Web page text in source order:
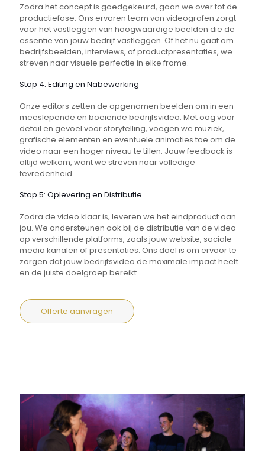
Zodra het concept is goedgekeurd, gaan we over tot de
productiefase. Ons ervaren team van videografen zorgt
voor het vastleggen van hoogwaardige beelden die de
essentie van jouw bedrijf vastleggen. Of het nu gaat om
bedrijfsbeelden, interviews, of productpresentaties, we
streven naar visuele perfectie in elke frame.
Stap 4: Editing en Nabewerking
Onze editors zetten de opgenomen beelden om in een
meeslepende en boeiende bedrijfsvideo. Met oog voor
detail en gevoel voor storytelling, voegen we muziek,
grafische elementen en eventuele animaties toe om de
video naar een hoger niveau te tillen. Jouw feedback is
altijd welkom, want we streven naar volledige
tevredenheid.
Stap 5: Oplevering en Distributie
Zodra de video klaar is, leveren we het eindproduct aan
jou. We ondersteunen ook bij de distributie van de video
op verschillende platforms, zoals jouw website, sociale
media kanalen of presentaties. Ons doel is om ervoor te
zorgen dat jouw bedrijfsvideo de maximale impact heeft
en de juiste doelgroep bereikt.
Offerte aanvragen